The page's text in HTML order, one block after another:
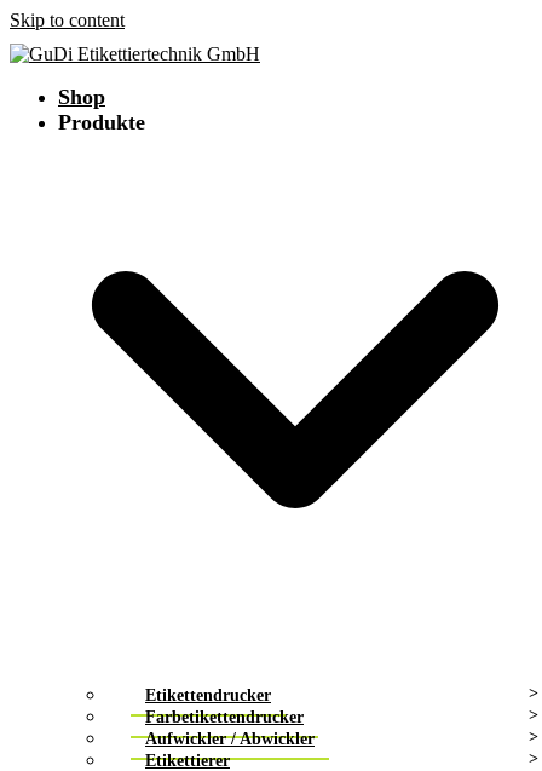
Skip to content
Shop
Produkte
Etikettendrucker
Farbetikettendrucker
Aufwickler / Abwickler
Etikettierer